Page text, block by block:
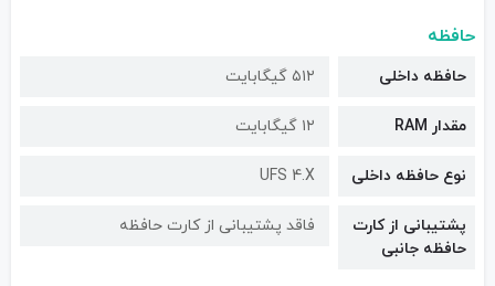
حافظه
حافظه داخلی ۵۱۲ گیگابایت
مقدار RAM ۱۲ گیگابایت
نوع حافظه داخلی UFS 4.X
پشتیبانی از کارت
حافظه جانبی
فاقد پشتیبانی از کارت حافظه